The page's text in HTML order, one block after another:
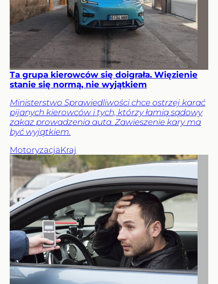
Ta grupa kierowców się doigrała. Więzienie
stanie się normą, nie wyjątkiem
Ministerstwo Sprawiedliwości chce ostrzej karać
pijanych kierowców i tych, którzy łamią sądowy
zakaz prowadzenia auta. Zawieszenie kary ma
być wyjątkiem.
MotoryzacjaKraj